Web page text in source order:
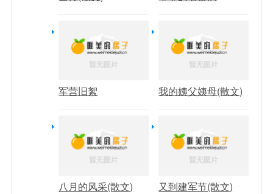
军营旧絮 我的姨父姨母(散文)
八月的风采(散文) 又到建军节(散文)